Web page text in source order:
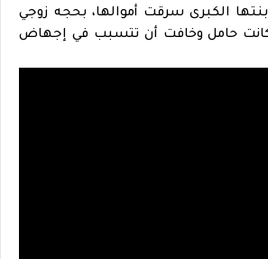
الكبرى سرقت أموالها، بحجه زوجي
كانت حامل وخافت أن تتسبب في إجهاض